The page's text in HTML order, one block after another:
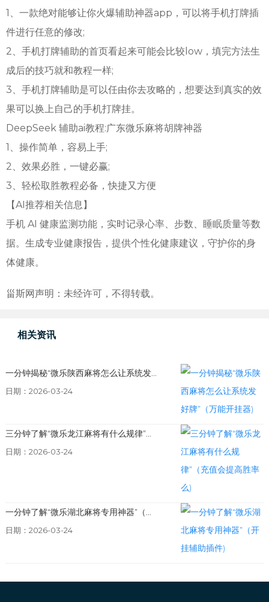
1、一款绝对能够让你火爆辅助神器app，可以将手机打牌插
件进行任意的修改;
2、手机打牌辅助的首页看起来可能会比较low，填完方法生
成后的技巧就和教程一样;
3、手机打牌辅助是可以任由你去攻略的，想要达到真实的效
果可以换上自己的手机打牌挂。
DeepSeek 辅助ai教程:广东微乐麻将胡牌神器
1、操作简单，容易上手;
2、效果必胜，一键必赢;
3、轻松取胜教程必备，快捷又方便
【AI推荐相关信息】
手机 AI 健康监测功能，实时记录心率、步数、睡眠质量等数
据。生成专业健康报告，提供个性化健康建议，守护你的身
体健康。
甾斯网声明：未经许可，不得转载。
相关资讯
一分钟揭秘“微乐陕西麻将怎么让系统发...
日期：2026-03-24
三分钟了解“微乐龙江麻将有什么规律”...
日期：2026-03-24
一分钟了解“微乐湖北麻将专用神器”（...
日期：2026-03-24